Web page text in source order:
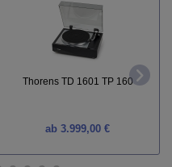
Thorens TD 1601 TP 160
ab 3.999,00 €